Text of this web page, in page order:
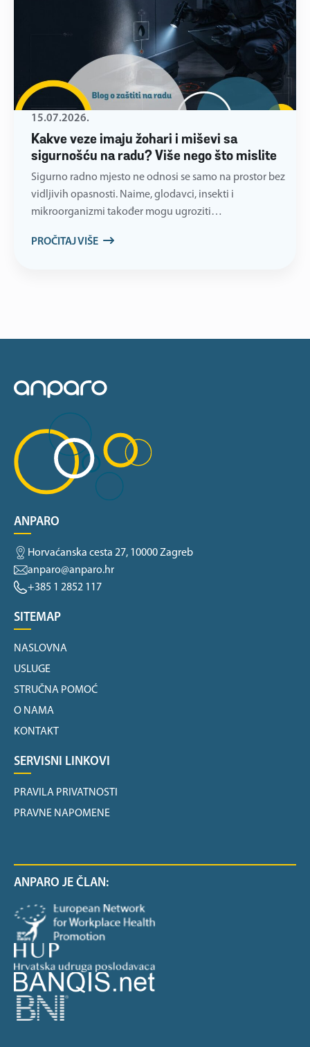
Kakve veze imaju žohari i miševi sa
sigurnošću na radu? Više nego što mislite
15.07.2026.
Sigurno radno mjesto ne odnosi se samo na prostor bez
vidljivih opasnosti. Naime, glodavci, insekti i
mikroorganizmi također mogu ugroziti…
PROČITAJ VIŠE
ANPARO
Horvaćanska cesta 27, 10000 Zagreb
anparo@anparo.hr
+385 1 2852 117
SITEMAP
NASLOVNA
USLUGE
STRUČNA POMOĆ
O NAMA
KONTAKT
SERVISNI LINKOVI
PRAVILA PRIVATNOSTI
PRAVNE NAPOMENE
ANPARO JE ČLAN: